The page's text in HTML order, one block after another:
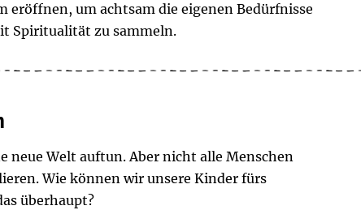
eröffnen, um achtsam die eigenen Bedürfnisse
Spiritualität zu sammeln.
neue Welt auftun. Aber nicht alle Menschen
Wie können wir unsere Kinder fürs
überhaupt?